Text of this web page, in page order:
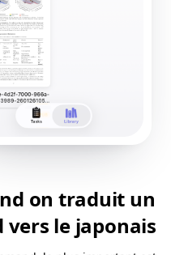
on traduit un
vers le japonais